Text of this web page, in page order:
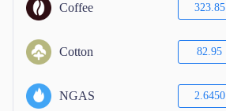
Coffee 323.85
Cotton 82.95
NGAS 2.6450